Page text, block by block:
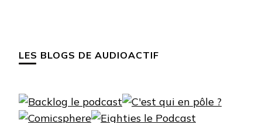
LES BLOGS DE AUDIOACTIF